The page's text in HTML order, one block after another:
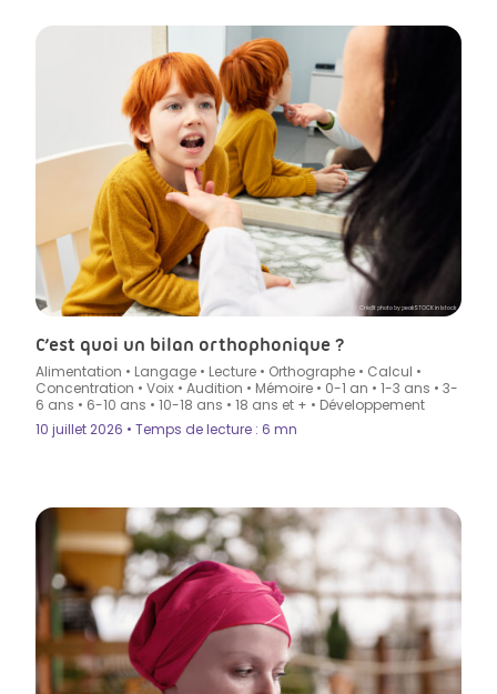
Crédit photo by peakSTOCK in Istock
C’est quoi un bilan orthophonique ?
Alimentation • Langage • Lecture • Orthographe • Calcul •
Concentration • Voix • Audition • Mémoire • 0-1 an • 1-3 ans • 3-
6 ans • 6-10 ans • 10-18 ans • 18 ans et + • Développement
10 juillet 2026 • Temps de lecture : 6 mn